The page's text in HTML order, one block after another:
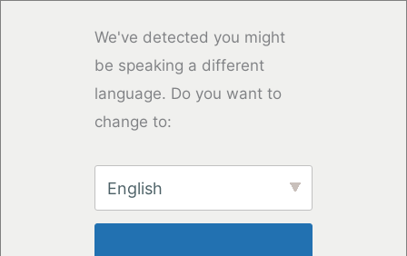
We've detected you might
be speaking a different
language. Do you want to
change to:
English